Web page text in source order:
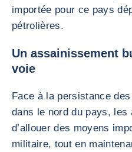
importée pour ce pays
pétrolières.
Un assainissement
voie
Face à la persistance
dans le nord du pays, les
d’allouer des moyens
militaire, tout en